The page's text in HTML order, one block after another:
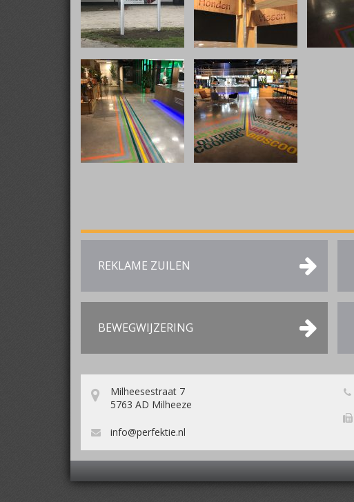
REKLAME ZUILEN
BEWEGWIJZERING
Milheesestraat 7
5763 AD Milheeze
info@perfektie.nl